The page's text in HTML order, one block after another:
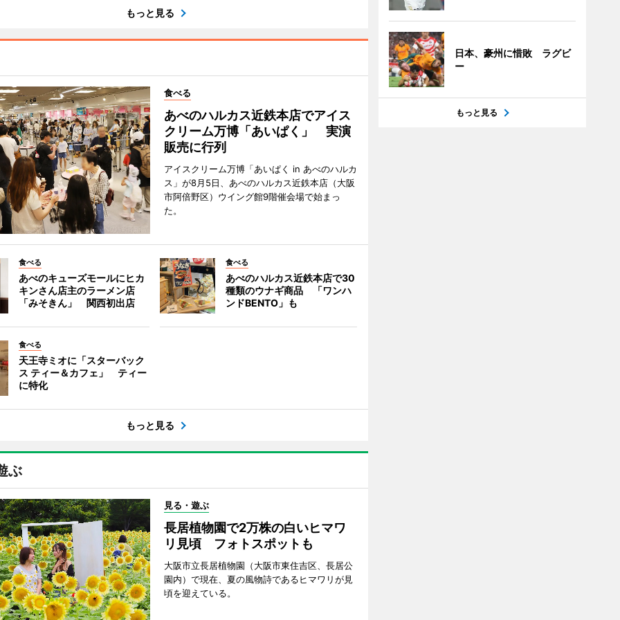
もっと見る
食べる
あべのハルカス近鉄本店でアイス
クリーム万博「あいぱく」 実演
販売に行列
アイスクリーム万博「あいぱく in あべのハルカ
ス」が8月5日、あべのハルカス近鉄本店（大阪
市阿倍野区）ウイング館9階催会場で始まっ
た。
食べる
あべのキューズモールにヒカ
キンさん店主のラーメン店
「みそきん」 関西初出店
食べる
あべのハルカス近鉄本店で30
種類のウナギ商品 「ワンハ
ンドBENTO」も
食べる
天王寺ミオに「スターバック
ス ティー＆カフェ」 ティー
に特化
もっと見る
ぶ
見る・遊ぶ
長居植物園で2万株の白いヒマワ
リ見頃 フォトスポットも
大阪市立長居植物園（大阪市東住吉区、長居公
園内）で現在、夏の風物詩であるヒマワリが見
頃を迎えている。
日本、豪州に惜敗 ラグビ
ー
もっと見る